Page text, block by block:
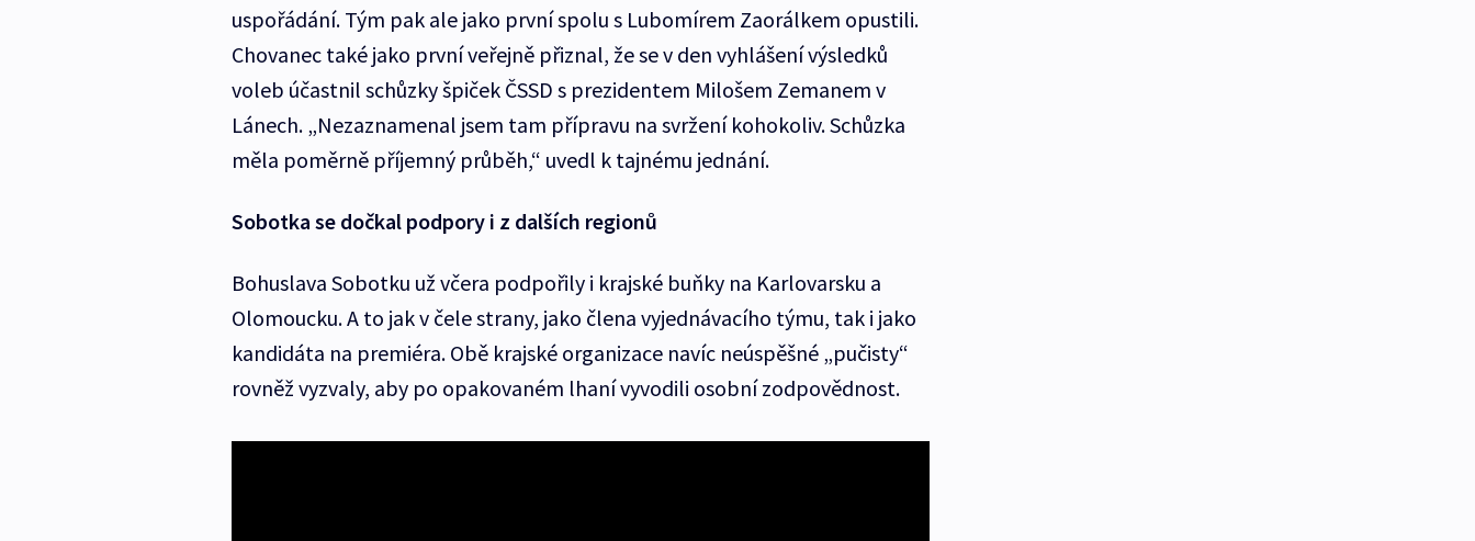
uspořádání. Tým pak ale jako první spolu s Lubomírem Zaorálkem opustili.
Chovanec také jako první veřejně přiznal, že se v den vyhlášení výsledků
voleb účastnil schůzky špiček ČSSD s prezidentem Milošem Zemanem v
Lánech. „Nezaznamenal jsem tam přípravu na svržení kohokoliv. Schůzka
měla poměrně příjemný průběh,“ uvedl k tajnému jednání.
Sobotka se dočkal podpory i z dalších regionů
Bohuslava Sobotku už včera podpořily i krajské buňky na Karlovarsku a
Olomoucku. A to jak v čele strany, jako člena vyjednávacího týmu, tak i jako
kandidáta na premiéra. Obě krajské organizace navíc neúspěšné „pučisty“
rovněž vyzvaly, aby po opakovaném lhaní vyvodili osobní zodpovědnost.